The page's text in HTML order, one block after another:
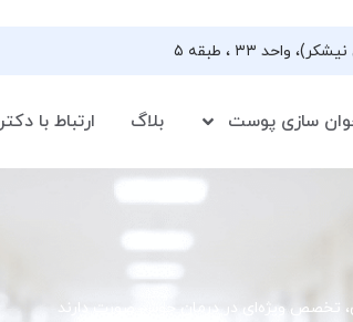
سازی پوست بلاگ ارتباط با دکتر
تخصص ویژه‌ای در درمان جوش صورت دارند